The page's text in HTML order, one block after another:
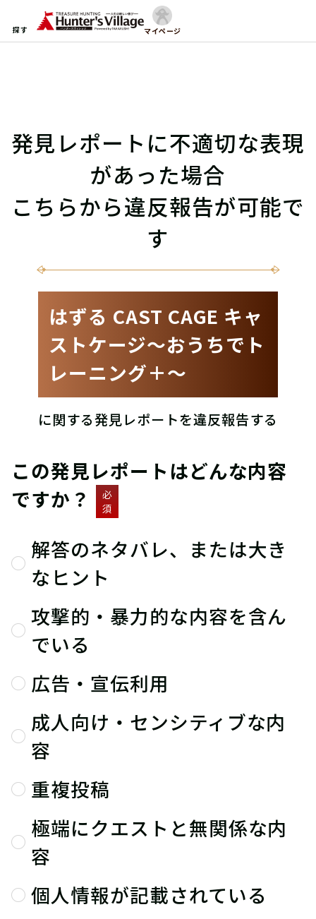
探す マイページ
発見レポートに不適切な表現
があった場合
こちらから違反報告が可能で
す
はずる CAST CAGE キャ
ストケージ〜おうちでト
レーニング＋〜
に関する発見レポートを違反報告する
この発見レポートはどんな内容
ですか？
必
須
解答のネタバレ、または大き
なヒント
攻撃的・暴力的な内容を含ん
でいる
広告・宣伝利用
成人向け・センシティブな内
容
重複投稿
極端にクエストと無関係な内
容
個人情報が記載されている